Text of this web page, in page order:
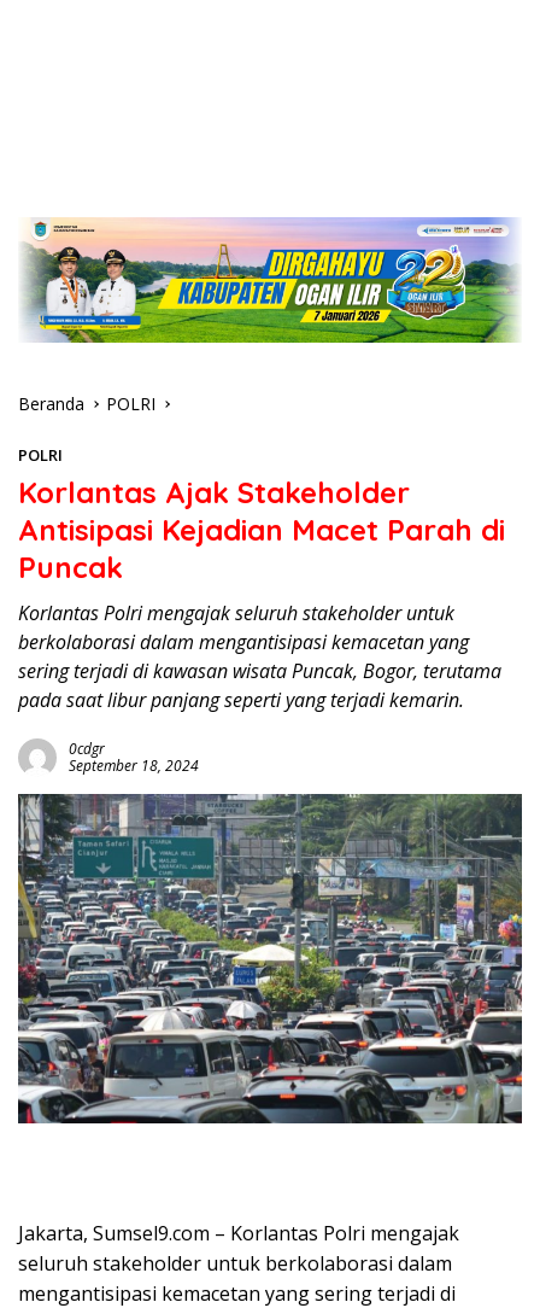
Beranda POLRI
POLRI
Korlantas Ajak Stakeholder
Antisipasi Kejadian Macet Parah di
Puncak
Korlantas Polri mengajak seluruh stakeholder untuk
berkolaborasi dalam mengantisipasi kemacetan yang
sering terjadi di kawasan wisata Puncak, Bogor, terutama
pada saat libur panjang seperti yang terjadi kemarin.
0cdgr
September 18, 2024
Jakarta, Sumsel9.com – Korlantas Polri mengajak
seluruh stakeholder untuk berkolaborasi dalam
mengantisipasi kemacetan yang sering terjadi di